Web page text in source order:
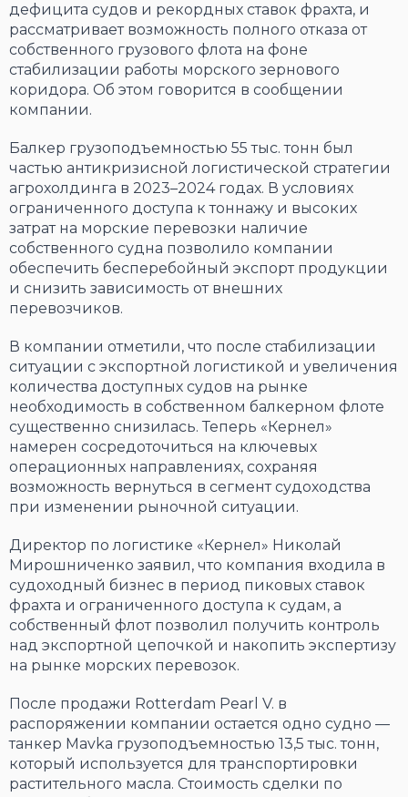
дефицита судов и рекордных ставок фрахта, и
рассматривает возможность полного отказа от
собственного грузового флота на фоне
стабилизации работы морского зернового
коридора. Об этом говорится в сообщении
компании.
Балкер грузоподъемностью 55 тыс. тонн был
частью антикризисной логистической стратегии
агрохолдинга в 2023–2024 годах. В условиях
ограниченного доступа к тоннажу и высоких
затрат на морские перевозки наличие
собственного судна позволило компании
обеспечить бесперебойный экспорт продукции
и снизить зависимость от внешних
перевозчиков.
В компании отметили, что после стабилизации
ситуации с экспортной логистикой и увеличения
количества доступных судов на рынке
необходимость в собственном балкерном флоте
существенно снизилась. Теперь «Кернел»
намерен сосредоточиться на ключевых
операционных направлениях, сохраняя
возможность вернуться в сегмент судоходства
при изменении рыночной ситуации.
Директор по логистике «Кернел» Николай
Мирошниченко заявил, что компания входила в
судоходный бизнес в период пиковых ставок
фрахта и ограниченного доступа к судам, а
собственный флот позволил получить контроль
над экспортной цепочкой и накопить экспертизу
на рынке морских перевозок.
После продажи Rotterdam Pearl V. в
распоряжении компании остается одно судно —
танкер Mavka грузоподъемностью 13,5 тыс. тонн,
который используется для транспортировки
растительного масла. Стоимость сделки по